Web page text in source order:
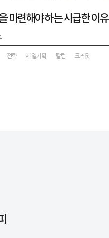
마련해야 하는 시급한 이유
전략 제일기획 칼럼 크레딧